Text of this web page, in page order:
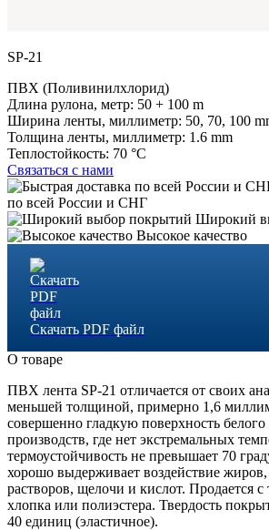
SP-21
ПВХ (Поливинилхлорид)
Длина рулона, метр: 50 + 100 m
Ширина ленты, миллиметр: 50, 70, 100
Толщина ленты, миллиметр: 1.6 mm
Теплостойкость: 70 °C
Связаться с нами
по всей России и СНГ
Широкий
Высокое качество
Скачать PDF файл
О товаре
ПВХ лента SP-21 отличается от своих
меньшей толщиной, примерно 1,6
совершенно гладкую поверхность
производств, где нет экстремальных
термоустойчивость не превышает 70
хорошо выдерживает воздействие
растворов, щелочи и кислот. Продается
хлопка или полиэстера. Твердость
40 единиц (эластичное).